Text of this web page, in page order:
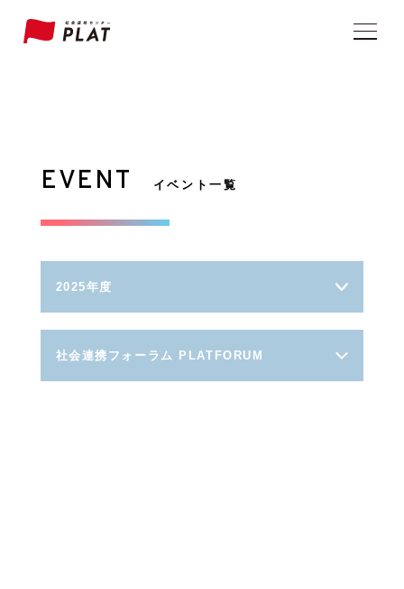
EVENT イベント一覧
2025年度
社会連携フォーラム PLATFORUM